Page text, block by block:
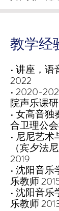
教学经
• 讲座，
2022
• 2020-
院声乐课
• 女高音
合卫理公
• 尼尼艺
（宾夕法
2019
• 沈阳音
乐教师
• 沈阳音
乐教师